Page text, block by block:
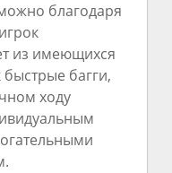
благодаря
из имеющихся
быстрые багги,
ходу